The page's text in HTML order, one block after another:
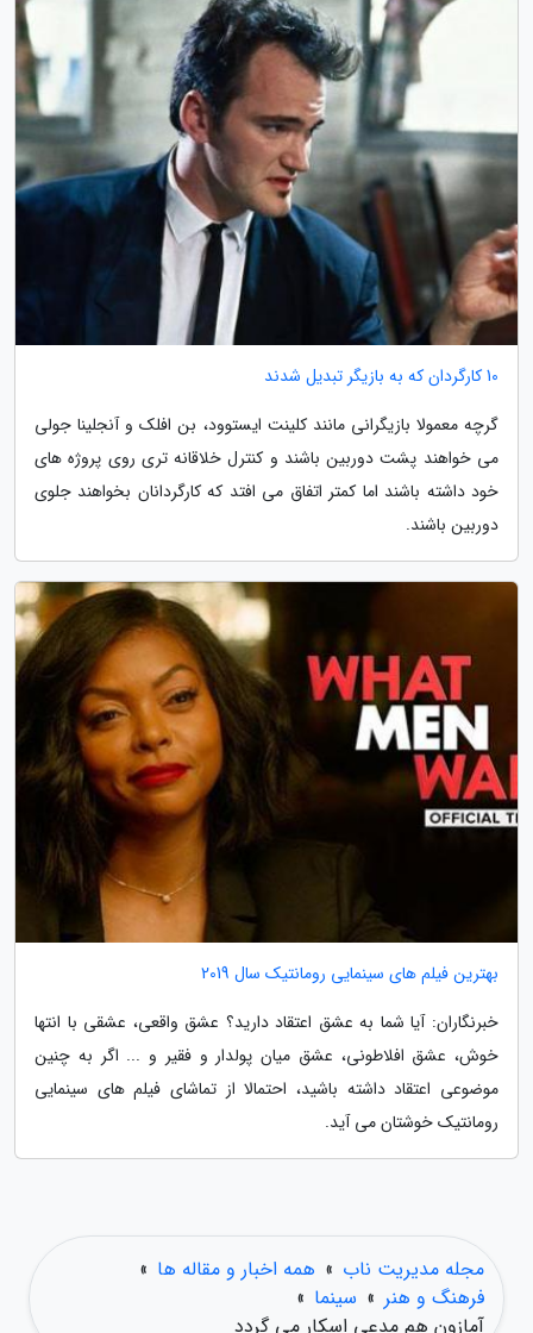
10 کارگردان که به بازیگر تبدیل شدند
گرچه معمولا بازیگرانی مانند کلینت ایستوود، بن افلک و آنجلینا جولی
می خواهند پشت دوربین باشند و کنترل خلاقانه تری روی پروژه های
خود داشته باشند اما کمتر اتفاق می افتد که کارگردانان بخواهند جلوی
دوربین باشند.
بهترین فیلم های سینمایی رومانتیک سال 2019
خبرنگاران: آیا شما به عشق اعتقاد دارید؟ عشق واقعی، عشقی با انتها
خوش، عشق افلاطونی، عشق میان پولدار و فقیر و ... اگر به چنین
موضوعی اعتقاد داشته باشید، احتمالا از تماشای فیلم های سینمایی
رومانتیک خوشتان می آید.
مجله مدیریت ناب » همه اخبار و مقاله ها »
فرهنگ و هنر » سینما »
آمازون هم مدعی اسکار می گردد